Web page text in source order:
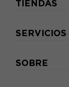
TIENDAS
SERVICIOS
SOBRE